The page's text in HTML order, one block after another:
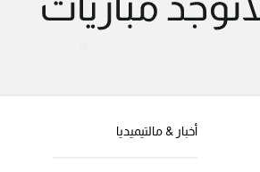
أخبار & مالتيميديا